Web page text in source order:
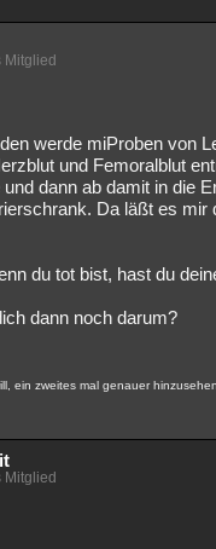
Mitglied
werde miProben von
und Femoralblut
dann ab damit in die
Da läßt es mir
du tot bist, hast du
dann noch darum?
ein zweites mal genauer
Mitglied